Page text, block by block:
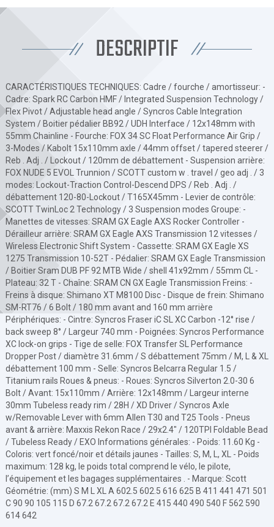
DESCRIPTIF
CARACTÉRISTIQUES TECHNIQUES: Cadre / fourche / amortisseur: -
Cadre: Spark RC Carbon HMF / Integrated Suspension Technology /
Flex Pivot / Adjustable head angle / Syncros Cable Integration
System / Boitier pédalier BB92 / UDH Interface / 12x148mm with
55mm Chainline - Fourche: FOX 34 SC Float Performance Air Grip /
3-Modes / Kabolt 15x110mm axle / 44mm offset / tapered steerer /
Reb . Adj . / Lockout / 120mm de débattement - Suspension arrière:
FOX NUDE 5 EVOL Trunnion / SCOTT custom w . travel / geo adj . / 3
modes: Lockout-Traction Control-Descend DPS / Reb . Adj . /
débattement 120-80-Lockout / T165X45mm - Levier de contrôle:
SCOTT TwinLoc 2 Technology / 3 Suspension modes Groupe: -
Manettes de vitesses: SRAM GX Eagle AXS Rocker Controller -
Dérailleur arrière: SRAM GX Eagle AXS Transmission 12 vitesses /
Wireless Electronic Shift System - Cassette: SRAM GX Eagle XS
1275 Transmission 10-52T - Pédalier: SRAM GX Eagle Transmission
/ Boitier Sram DUB PF 92 MTB Wide / shell 41x92mm / 55mm CL -
Plateau: 32 T - Chaîne: SRAM CN GX Eagle Transmission Freins: -
Freins à disque: Shimano XT M8100 Disc - Disque de frein: Shimano
SM-RT76 / 6 Bolt / 180 mm avant and 160 mm arrière
Périphériques: - Cintre: Syncros Fraser iC SL XC Carbon -12° rise /
back sweep 8° / Largeur 740 mm - Poignées: Syncros Performance
XC lock-on grips - Tige de selle: FOX Transfer SL Performance
Dropper Post / diamètre 31.6mm / S débattement 75mm / M, L & XL
débattement 100 mm - Selle: Syncros Belcarra Regular 1.5 /
Titanium rails Roues & pneus: - Roues: Syncros Silverton 2.0-30 6
Bolt / Avant: 15x110mm / Arrière: 12x148mm / Largeur interne
30mm Tubeless ready rim / 28H / XD Driver / Syncros Axle
w/Removable Lever with 6mm Allen T30 and T25 Tools - Pneus
avant & arrière: Maxxis Rekon Race / 29x2.4" / 120TPI Foldable Bead
/ Tubeless Ready / EXO Informations générales: - Poids: 11.60 Kg -
Coloris: vert foncé/noir et détails jaunes - Tailles: S, M, L, XL - Poids
maximum: 128 kg, le poids total comprend le vélo, le pilote,
l’équipement et les bagages supplémentaires . - Marque: Scott
Géométrie: (mm) S M L XL A 602.5 602.5 616 625 B 411 441 471 501
C 90 90 105 115 D 67.2 67.2 67.2 67.2 E 415 440 490 540 F 562 590
614 642